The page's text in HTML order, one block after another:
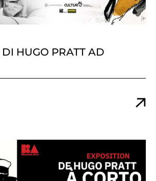
HUGO PRATT AD